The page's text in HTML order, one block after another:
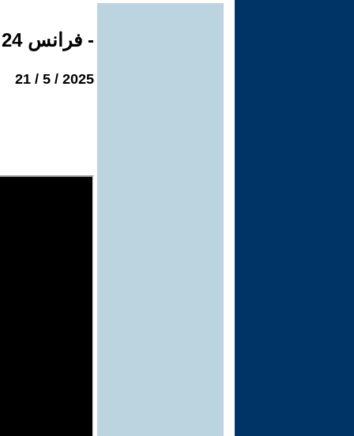
- فرانس 24
2025 / 5 / 21